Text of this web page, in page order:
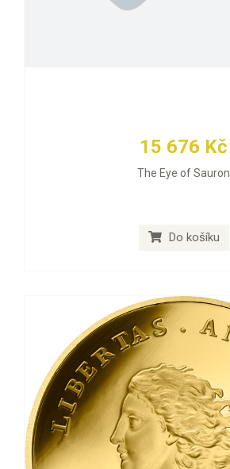
15 676 Kč
The Eye of Sauron
Do košíku